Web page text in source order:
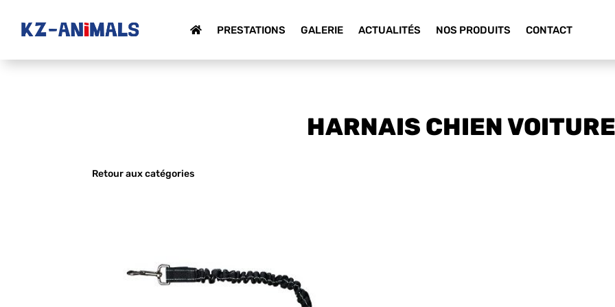
PRESTATIONS GALERIE ACTUALITÉS NOS PRODUITS CONTACT
HARNAIS CHIEN VOITURE
Retour aux catégories